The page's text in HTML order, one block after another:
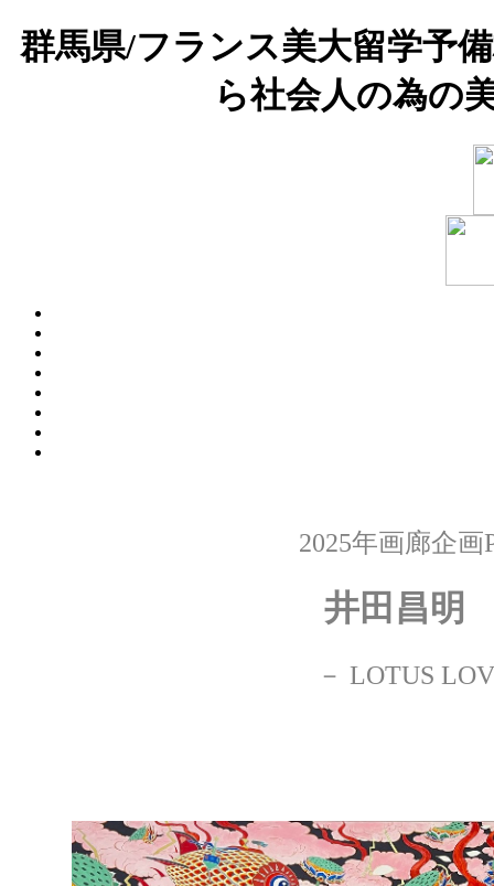
群馬県/フランス美大留学予
ら社会人の為の
2025年画廊企画
井田昌明
－ LOTUS